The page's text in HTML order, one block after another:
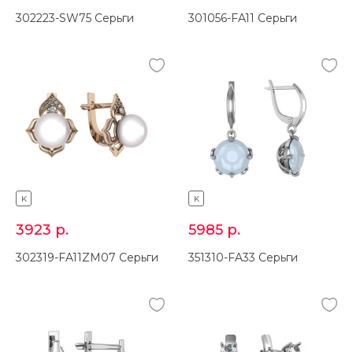
302223-SW75 Серьги 301056-FA11 Серьги
K
3923 р.
302319-FA11ZM07 Серьги
K
5985 р.
351310-FA33 Серьги